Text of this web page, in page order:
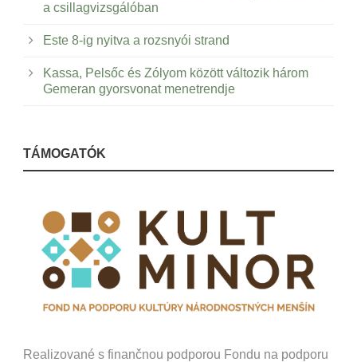
a csillagvizsgálóban
Este 8-ig nyitva a rozsnyói strand
Kassa, Pelsőc és Zólyom között változik három
Gemeran gyorsvonat menetrendje
TÁMOGATÓK
Realizované s finančnou podporou Fondu na podporu